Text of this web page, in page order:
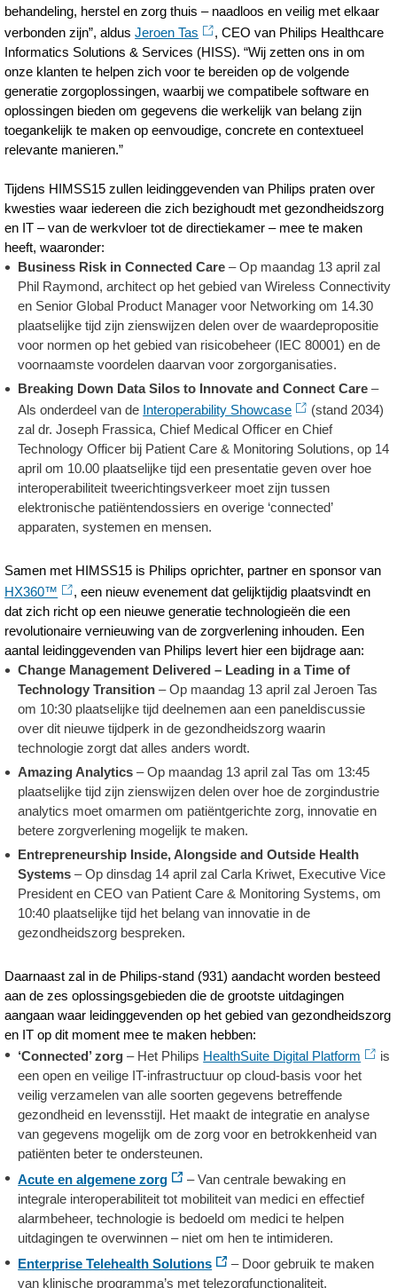
behandeling, herstel en zorg thuis – naadloos en veilig met elkaar
verbonden zijn”, aldusJeroen Tas
, CEO van Philips Healthcare
Informatics Solutions & Services (HISS). “Wij zetten ons in om
onze klanten te helpen zich voor te bereiden op de volgende
generatie zorgoplossingen, waarbij we compatibele software en
oplossingen bieden om gegevens die werkelijk van belang zijn
toegankelijk te maken op eenvoudige, concrete en contextueel
relevante manieren.”
Tijdens HIMSS15 zullen leidinggevenden van Philips praten over
kwesties waar iedereen die zich bezighoudt met gezondheidszorg
en IT – van de werkvloer tot de directiekamer – mee te maken
heeft, waaronder:
Business Risk in Connected Care – Op maandag 13 april zal
Phil Raymond, architect op het gebied van Wireless Connectivity
en Senior Global Product Manager voor Networking om 14.30
plaatselijke tijd zijn zienswijzen delen over de waardepropositie
voor normen op het gebied van risicobeheer (IEC 80001) en de
voornaamste voordelen daarvan voor zorgorganisaties.
Breaking Down Data Silos to Innovate and Connect Care –
Als onderdeel van de Interoperability Showcase
(stand 2034)
zal dr. Joseph Frassica, Chief Medical Officer en Chief
Technology Officer bij Patient Care & Monitoring Solutions, op 14
april om 10.00 plaatselijke tijd een presentatie geven over hoe
interoperabiliteit tweerichtingsverkeer moet zijn tussen
elektronische patiëntendossiers en overige ‘connected’
apparaten, systemen en mensen.
Samen met HIMSS15 is Philips oprichter, partner en sponsor van
HX360™
, een nieuw evenement dat gelijktijdig plaatsvindt en
dat zich richt op een nieuwe generatie technologieën die een
revolutionaire vernieuwing van de zorgverlening inhouden. Een
aantal leidinggevenden van Philips levert hier een bijdrage aan:
Change Management Delivered – Leading in a Time of
Technology Transition – Op maandag 13 april zal Jeroen Tas
om 10:30 plaatselijke tijd deelnemen aan een paneldiscussie
over dit nieuwe tijdperk in de gezondheidszorg waarin
technologie zorgt dat alles anders wordt.
Amazing Analytics – Op maandag 13 april zal Tas om 13:45
plaatselijke tijd zijn zienswijzen delen over hoe de zorgindustrie
analytics moet omarmen om patiëntgerichte zorg, innovatie en
betere zorgverlening mogelijk te maken.
Entrepreneurship Inside, Alongside and Outside Health
Systems – Op dinsdag 14 april zal Carla Kriwet, Executive Vice
President en CEO van Patient Care & Monitoring Systems, om
10:40 plaatselijke tijd het belang van innovatie in de
gezondheidszorg bespreken.
Daarnaast zal in de Philips-stand (931) aandacht worden besteed
aan de zes oplossingsgebieden die de grootste uitdagingen
aangaan waar leidinggevenden op het gebied van gezondheidszorg
en IT op dit moment mee te maken hebben:
‘Connected’ zorg – Het Philips HealthSuite Digital Platform
is
een open en veilige IT-infrastructuur op cloud-basis voor het
veilig verzamelen van alle soorten gegevens betreffende
gezondheid en levensstijl. Het maakt de integratie en analyse
van gegevens mogelijk om de zorg voor en betrokkenheid van
patiënten beter te ondersteunen.
Acute en algemene zorg
– Van centrale bewaking en
integrale interoperabiliteit tot mobiliteit van medici en effectief
alarmbeheer, technologie is bedoeld om medici te helpen
uitdagingen te overwinnen – niet om hen te intimideren.
Enterprise Telehealth Solutions
– Door gebruik te maken
van klinische programma’s met telezorgfunctionaliteit,